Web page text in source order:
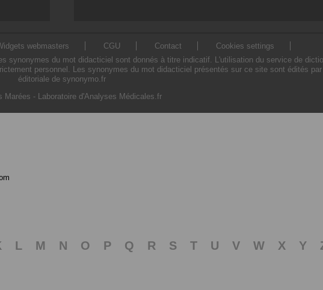
webmasters CGU Contact
Cookies settings
synonymes du mot didacticiel sont donnés à titre indicatif. L'utilisation du service de
personnel. Les synonymes du mot didacticiel présentés sur ce site sont édités par
éditoriale de synonymo.fr
Marées - Laboratoire d'Analyses Médicales.fr
L M N O P Q R S T U V W X Y